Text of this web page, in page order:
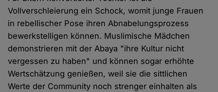
Vollverschleierung ein Schock, womit junge Frauen
in rebellischer Pose ihren Abnabelungsprozess
bewerkstelligen können. Muslimische Mädchen
demonstrieren mit der Abaya "ihre Kultur nicht
vergessen zu haben" und können sogar erhöhte
Wertschätzung genießen, weil sie die sittlichen
Werte der Community noch strenger einhalten als